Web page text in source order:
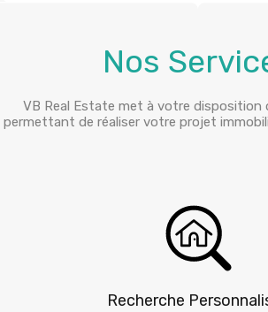
Nos
VB Real Estate met à votre disposition
permettant de réaliser votre projet
Recherche